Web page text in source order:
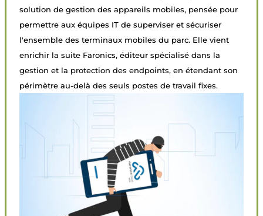
solution de gestion des appareils mobiles, pensée pour
permettre aux équipes IT de superviser et sécuriser
l'ensemble des terminaux mobiles du parc. Elle vient
enrichir la suite Faronics, éditeur spécialisé dans la
gestion et la protection des endpoints, en étendant son
périmètre au-delà des seuls postes de travail fixes.